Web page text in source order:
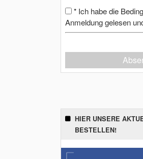
* Ich habe die
Anmeldung gelesen
HIER UNSERE
BESTELLEN!